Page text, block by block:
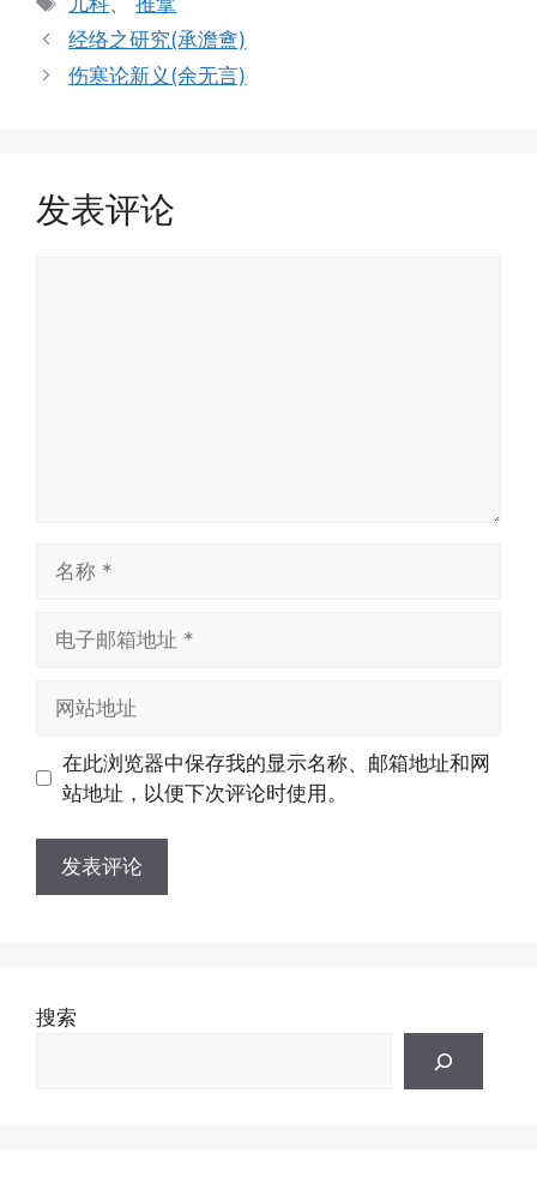
签
经络之研究(承澹盦)
伤寒论新义(余无言)
发表评论
址
址
在此浏览器中保存我的显示名称、邮箱地址和网
站地址，以便下次评论时使用。
搜索